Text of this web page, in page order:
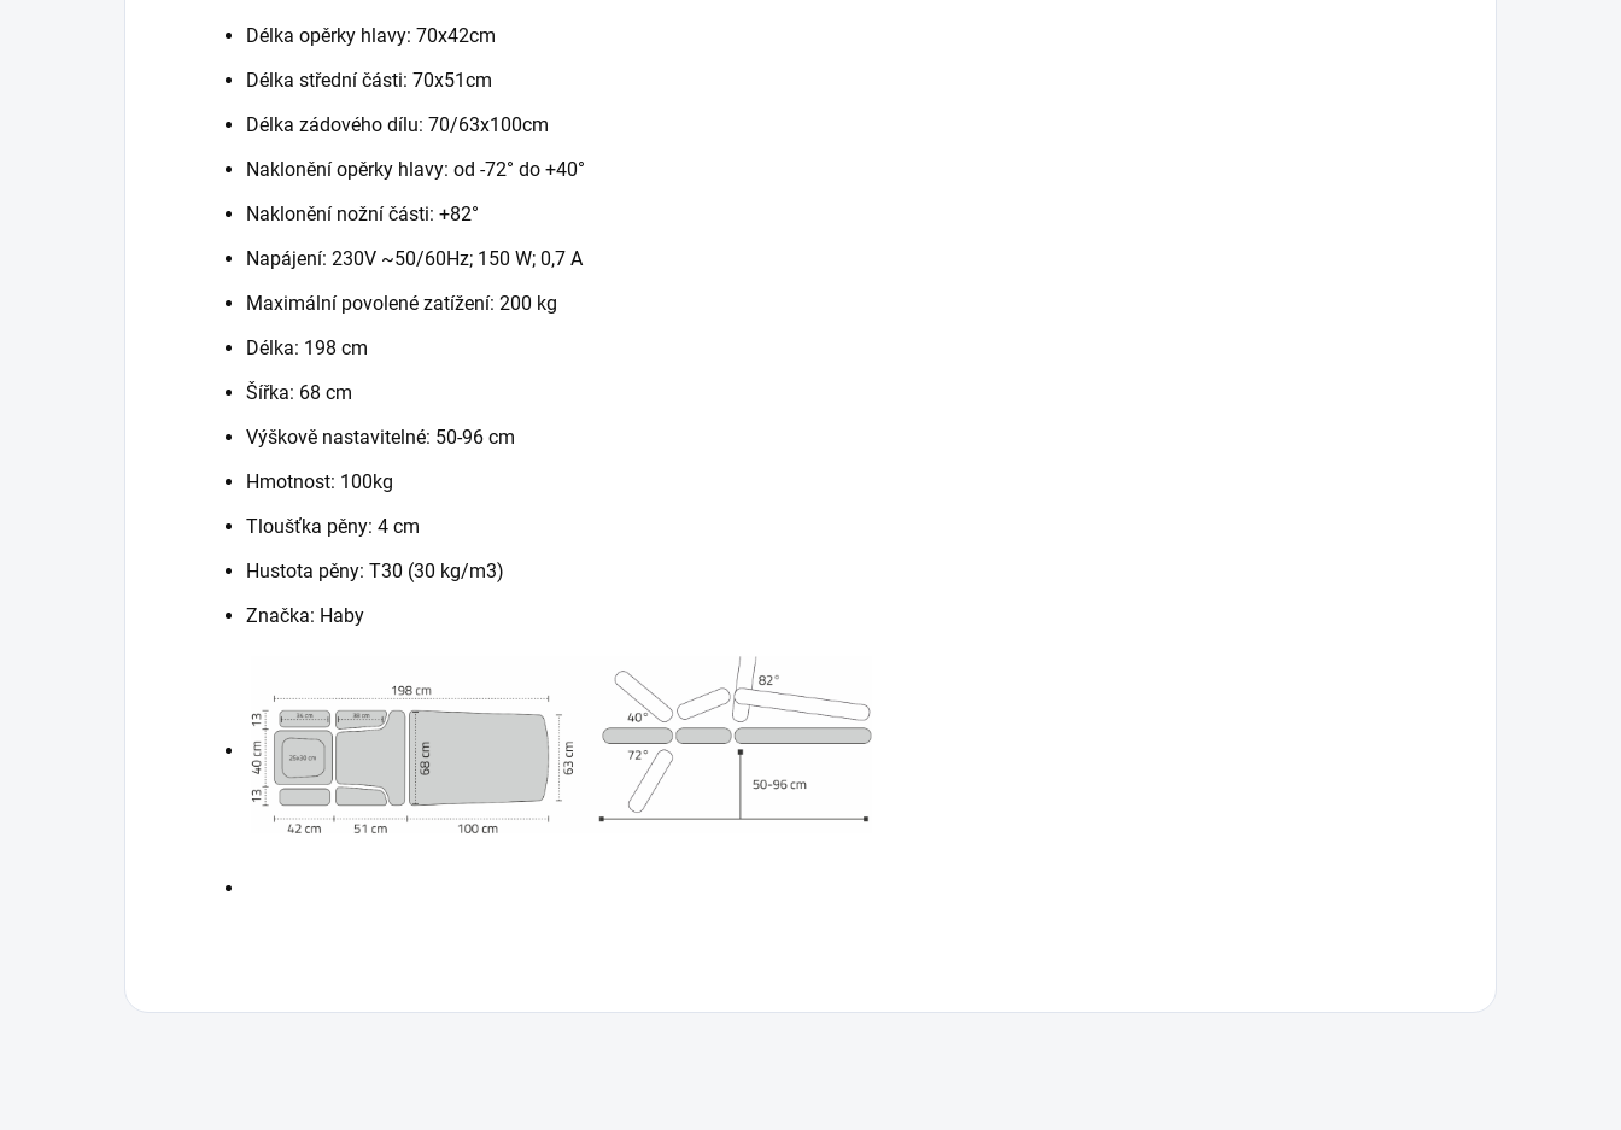
Délka opěrky hlavy: 70x42cm
Délka střední části: 70x51cm
Délka zádového dílu: 70/63x100cm
Naklonění opěrky hlavy: od -72° do +40°
Naklonění nožní části: +82°
Napájení: 230V ~50/60Hz; 150 W; 0,7 A
Maximální povolené zatížení: 200 kg
Délka: 198 cm
Šířka: 68 cm
Výškově nastavitelné: 50-96 cm
Hmotnost: 100kg
Tloušťka pěny: 4 cm
Hustota pěny: T30 (30 kg/m3)
Značka: Haby